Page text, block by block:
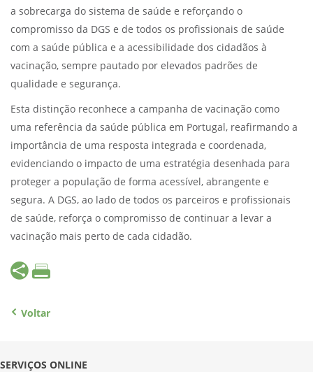
a sobrecarga do sistema de saúde e reforçando o
compromisso da DGS e de todos os profissionais de saúde
com a saúde pública e a acessibilidade dos cidadãos à
vacinação, sempre pautado por elevados padrões de
qualidade e segurança.
Esta distinção reconhece a campanha de vacinação como
uma referência da saúde pública em Portugal, reafirmando a
importância de uma resposta integrada e coordenada,
evidenciando o impacto de uma estratégia desenhada para
proteger a população de forma acessível, abrangente e
segura. A DGS, ao lado de todos os parceiros e profissionais
de saúde, reforça o compromisso de continuar a levar a
vacinação mais perto de cada cidadão.
Voltar
SERVIÇOS ONLINE